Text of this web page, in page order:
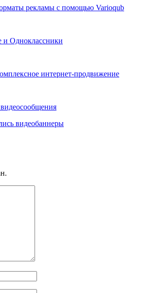
рекламы с помощью Varioqub
и Одноклассники
интернет-продвижение
видеобаннеры